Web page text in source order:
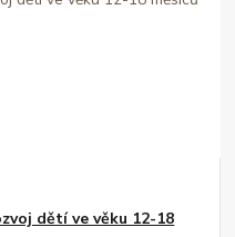
dětí ve věku 12-18